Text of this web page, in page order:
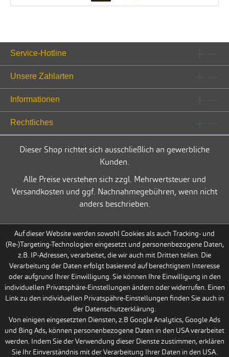
Service-Hotline
Unsere Zahlarten
Informationen
Rechtliches
Dieser Shop richtet sich ausschließlich an gewerbliche
Kunden.
Alle Preise verstehen sich zzgl. Mehrwertsteuer und
Versandkosten und ggf. Nachnahmegebühren, wenn nicht
anders beschrieben.
Auf dieser Website werden sowohl Cookies als auch Tracking- und
(Re-)Targeting-Technologien eingesetzt und personenbezogene Daten,
z.B. IP-Adressen, verarbeitet, die wir auch mit Dritten teilen. Die
Verarbeitung der Daten erfolgt basierend auf berechtigtem Interesse
oder aufgrund Ihrer Einwilligung. Sie können Ihre Einwilligung in den
individuellen Privatsphäre-Einstellungen ändern oder widerrufen. Einen
Link zu den individuellen Privatspähre-Einstellungen finden Sie auch in
der Datenschutzerklärung.
Von einigen eingesetzten Diensten, z.B Google Analytics, Google Ads
und Bing Ads, können personenbezogene Daten in den USA verarbeitet
werden. Indem Sie der Verwendung dieser Dienste zustimmen, erklären
Sie Ihr Einverständnis mit der Verarbeitung Ihrer Daten in den USA.